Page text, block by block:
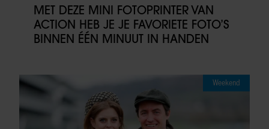
MET DEZE MINI FOTOPRINTER VAN
ACTION HEB JE JE FAVORIETE FOTO’S
BINNEN ÉÉN MINUUT IN HANDEN
Weekend